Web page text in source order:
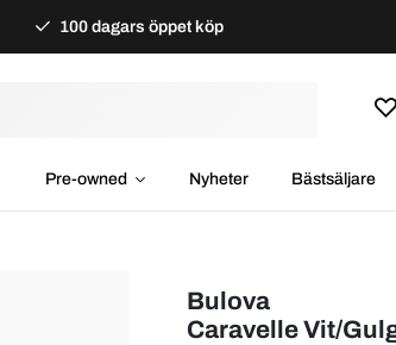
100 dagars öppet köp
Pre-owned Nyheter Bästsäljare
Bulova
Caravelle Vit/